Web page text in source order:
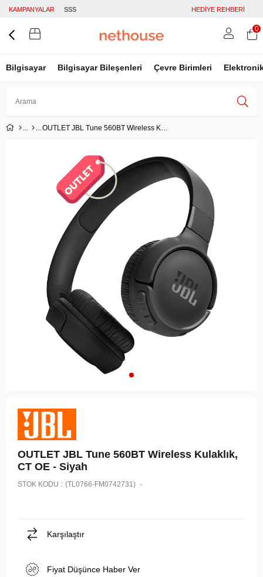
KAMPANYALAR SSS HEDİYE REHBERİ
Bilgisayar Bilgisayar Bileşenleri Çevre Birimleri
Google İle Bağlan
0
OUTLET JBL Tune 560BT Wireless Kulaklık, CT OE - Siyah
OUTLET JBL Tune 560BT Wireless Kulaklık,
CT OE - Siyah
STOK KODU (TL0766-FM0742731)
Karşılaştır
Fiyat Düşünce Haber Ver